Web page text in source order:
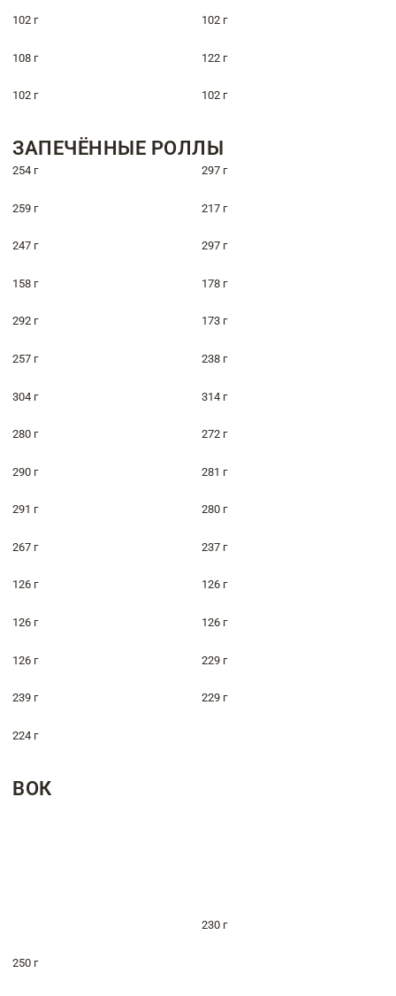
102 г 102 г
108 г 122 г
102 г 102 г
ЗАПЕЧЁННЫЕ РОЛЛЫ
254 г 297 г
259 г 217 г
247 г 297 г
158 г 178 г
292 г 173 г
257 г 238 г
304 г 314 г
280 г 272 г
290 г 281 г
291 г 280 г
267 г 237 г
126 г 126 г
126 г 126 г
126 г 229 г
239 г 229 г
224 г
ВОК
230 г
250 г